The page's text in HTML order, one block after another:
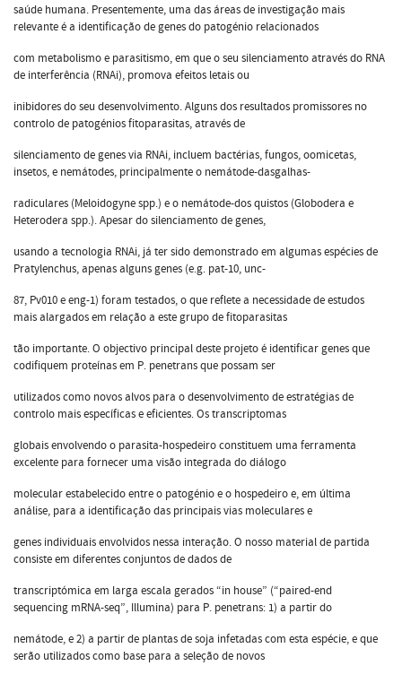
saúde humana. Presentemente, uma das áreas de investigação mais
relevante é a identificação de genes do patogénio relacionados
com metabolismo e parasitismo, em que o seu silenciamento através do RNA
de interferência (RNAi), promova efeitos letais ou
inibidores do seu desenvolvimento. Alguns dos resultados promissores no
controlo de patogénios fitoparasitas, através de
silenciamento de genes via RNAi, incluem bactérias, fungos, oomicetas,
insetos, e nemátodes, principalmente o nemátode-dasgalhas-
radiculares (Meloidogyne spp.) e o nemátode-dos quistos (Globodera e
Heterodera spp.). Apesar do silenciamento de genes,
usando a tecnologia RNAi, já ter sido demonstrado em algumas espécies de
Pratylenchus, apenas alguns genes (e.g. pat-10, unc-
87, Pv010 e eng-1) foram testados, o que reflete a necessidade de estudos
mais alargados em relação a este grupo de fitoparasitas
tão importante. O objectivo principal deste projeto é identificar genes que
codifiquem proteínas em P. penetrans que possam ser
utilizados como novos alvos para o desenvolvimento de estratégias de
controlo mais específicas e eficientes. Os transcriptomas
globais envolvendo o parasita-hospedeiro constituem uma ferramenta
excelente para fornecer uma visão integrada do diálogo
molecular estabelecido entre o patogénio e o hospedeiro e, em última
análise, para a identificação das principais vias moleculares e
genes individuais envolvidos nessa interação. O nosso material de partida
consiste em diferentes conjuntos de dados de
transcriptómica em larga escala gerados “in house” (“paired-end
sequencing mRNA-seq”, Illumina) para P. penetrans: 1) a partir do
nemátode, e 2) a partir de plantas de soja infetadas com esta espécie, e que
serão utilizados como base para a seleção de novos